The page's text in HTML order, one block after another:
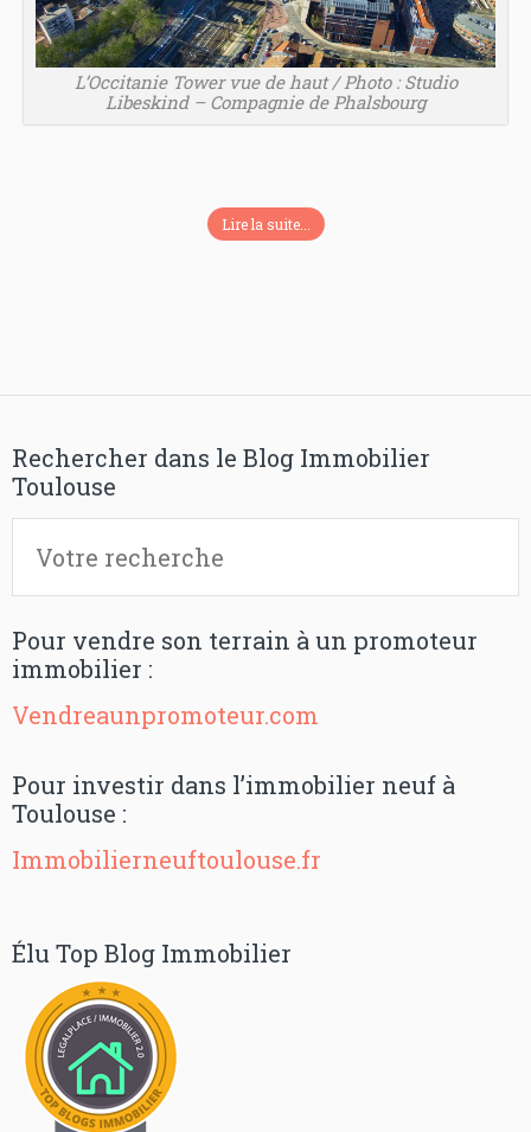
L’Occitanie Tower vue de haut / Photo : Studio
Libeskind – Compagnie de Phalsbourg
Lire la suite...
Rechercher dans le Blog Immobilier
Toulouse
Pour vendre son terrain à un promoteur
immobilier :
Vendreaunpromoteur.com
Pour investir dans l’immobilier neuf à
Toulouse :
Immobilierneuftoulouse.fr
Élu Top Blog Immobilier